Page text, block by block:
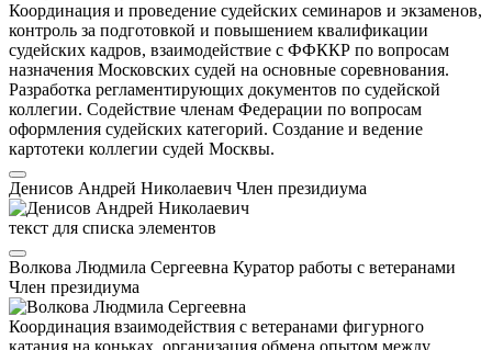
Координация и проведение судейских семинаров и экзаменов,
контроль за подготовкой и повышением квалификации
судейских кадров, взаимодействие с ФФККР по вопросам
назначения Московских судей на основные соревнования.
Разработка регламентирующих документов по судейской
коллегии. Содействие членам Федерации по вопросам
оформления судейских категорий. Создание и ведение
картотеки коллегии судей Москвы.
Денисов Андрей Николаевич Член президиума
текст для списка элементов
Волкова Людмила Сергеевна Куратор работы с ветеранами
Член президиума
Координация взаимодействия с ветеранами фигурного